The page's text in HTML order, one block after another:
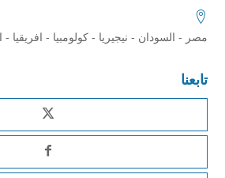
مصر - السودان - نيجيريا - كولومبيا - افريقيا -
تابعنا